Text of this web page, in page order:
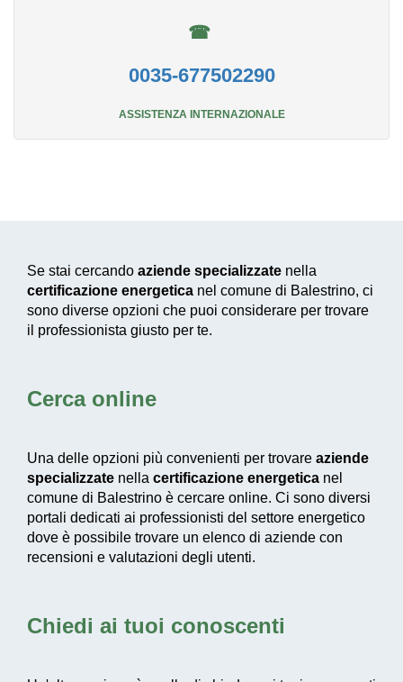
☎
0035-677502290
ASSISTENZA INTERNAZIONALE
Se stai cercando aziende specializzate nella
certificazione energetica nel comune di Balestrino, ci
sono diverse opzioni che puoi considerare per trovare
il professionista giusto per te.
Cerca online
Una delle opzioni più convenienti per trovare aziende
specializzate nella certificazione energetica nel
comune di Balestrino è cercare online. Ci sono diversi
portali dedicati ai professionisti del settore energetico
dove è possibile trovare un elenco di aziende con
recensioni e valutazioni degli utenti.
Chiedi ai tuoi conoscenti